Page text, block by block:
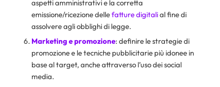
aspetti amministrativi e la corretta
emissione/ricezione dellefatture digitalial fine di
assolvere agli obblighi di legge.
Marketing e promozione: definire le strategie di
promozione e le tecniche pubblicitarie più idonee in
base al target, anche attraverso l’uso dei social
media.